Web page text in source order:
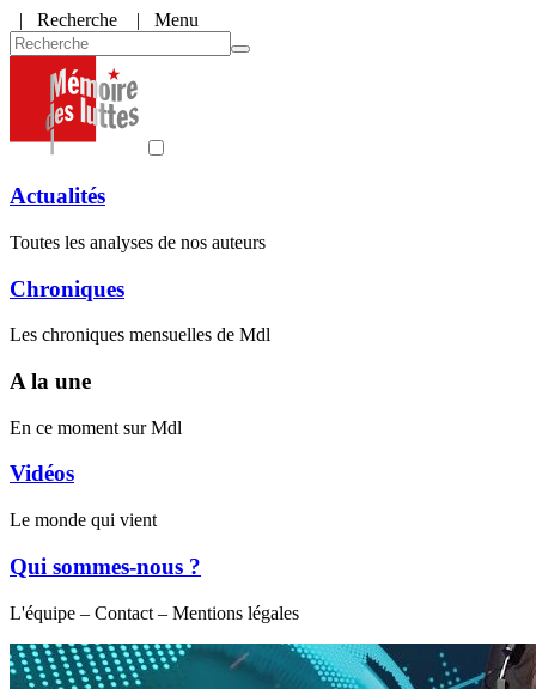
| Recherche | Menu
Actualités
Toutes les analyses de nos auteurs
Chroniques
Les chroniques mensuelles de Mdl
A la une
En ce moment sur Mdl
Vidéos
Le monde qui vient
Qui sommes-nous ?
L'équipe – Contact – Mentions légales